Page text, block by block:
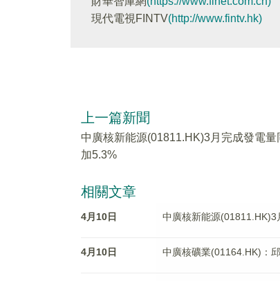
現代電視FINTV(http://www.fintv.hk)
上一篇新聞
中廣核新能源(01811.HK)3月完成發電量
加5.3%
相關文章
4月10日 中廣核新能源
4月10日 中廣核礦業(01164.HK)：